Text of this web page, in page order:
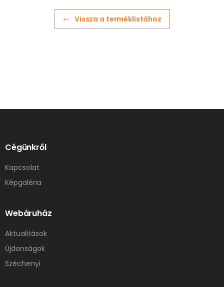
Vissza a terméklistához
Cégünkről
Kapcsolat
Képgaléria
Webáruház
Aktualitások
Újdonságok
Széchenyi